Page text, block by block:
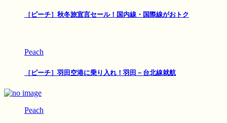
［ピーチ］秋冬旅宣言セール！国内線・国際線がおトク
Peach
［ピーチ］羽田空港に乗り入れ！羽田－台北線就航
Peach